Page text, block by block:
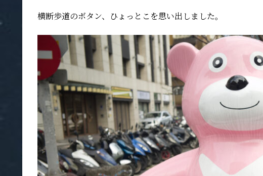
横断歩道のボタン、ひょっとこを思い出しました。